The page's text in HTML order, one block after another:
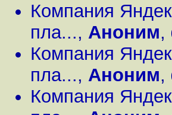
Компания
пла..., Аноним,
Компания
пла..., Аноним,
Компания